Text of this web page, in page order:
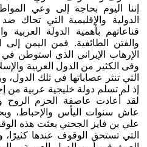
إننا اليوم بحاجة إلى وعي
الدولية والإقليمية التي تحاك
قناعاتهم بأهمية الدولة العربية
والفتن الطائفية. فمن اليمن إلى
الإرهاب الإيراني الذي استوطن
وفى الكثير من الدول العربية
التي تنثر عصاباتها في تلك الدول،
إذ لم تسلم دولة خليجية عربية من
لقد أعادت عاصفة الحزم الروح
عاش سنوات اليأس والإحباط،
علي بن فايز الجحني بعثت هذه
التي تستحق الوقوف عندها